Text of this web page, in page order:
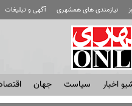
نیازمندی های همشهری آگهی و تبلیغات
اخبار سياست جهان